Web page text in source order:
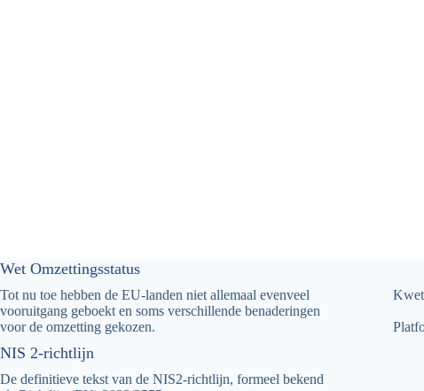
Wet Omzettingsstatus
Tot nu toe hebben de EU-landen niet allemaal evenveel
vooruitgang geboekt en soms verschillende benaderingen
voor de omzetting gekozen.
NIS 2-richtlijn
De definitieve tekst van de NIS2-richtlijn, formeel bekend